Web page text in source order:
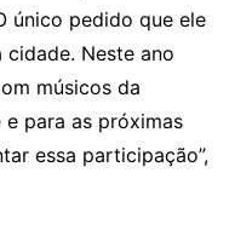
único pedido que ele
Neste ano
músicos da
e para as próximas
essa participação”,